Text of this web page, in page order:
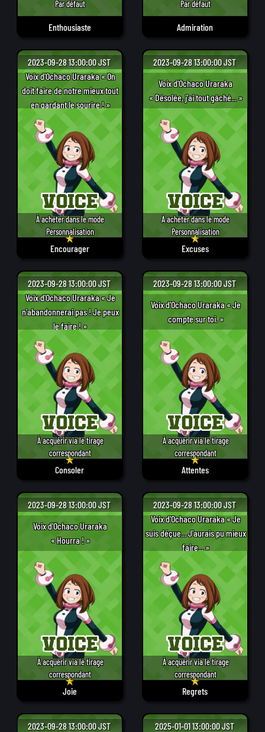
Enthousiaste
Par défaut
Admiration
Par défaut
Encourager
2023-09-28 13:00:00 JST
À acheter dans le mode
Personnalisation
Voix d'Ochaco Uraraka « On
doit faire de notre mieux tout
en gardant le sourire ! »
Excuses
2023-09-28 13:00:00 JST
À acheter dans le mode
Personnalisation
Voix d'Ochaco Uraraka
« Désolée, j'ai tout gâché... »
Consoler
2023-09-28 13:00:00 JST
À acquérir via le tirage
correspondant
Voix d'Ochaco Uraraka « Je
n'abandonnerai pas ! Je peux
le faire ! »
Attentes
2023-09-28 13:00:00 JST
À acquérir via le tirage
correspondant
Voix d'Ochaco Uraraka « Je
compte sur toi. »
Joie
2023-09-28 13:00:00 JST
À acquérir via le tirage
correspondant
Voix d'Ochaco Uraraka
« Hourra ! »
Regrets
2023-09-28 13:00:00 JST
À acquérir via le tirage
correspondant
Voix d'Ochaco Uraraka « Je
suis déçue... J'aurais pu mieux
faire... »
2023-09-28 13:00:00 JST 2025-01-01 13:00:00 JST